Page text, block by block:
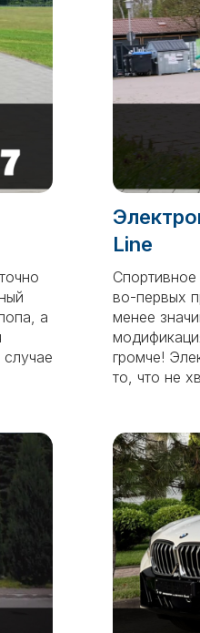
а
Line
во-первых
менее
громче!
то, что не